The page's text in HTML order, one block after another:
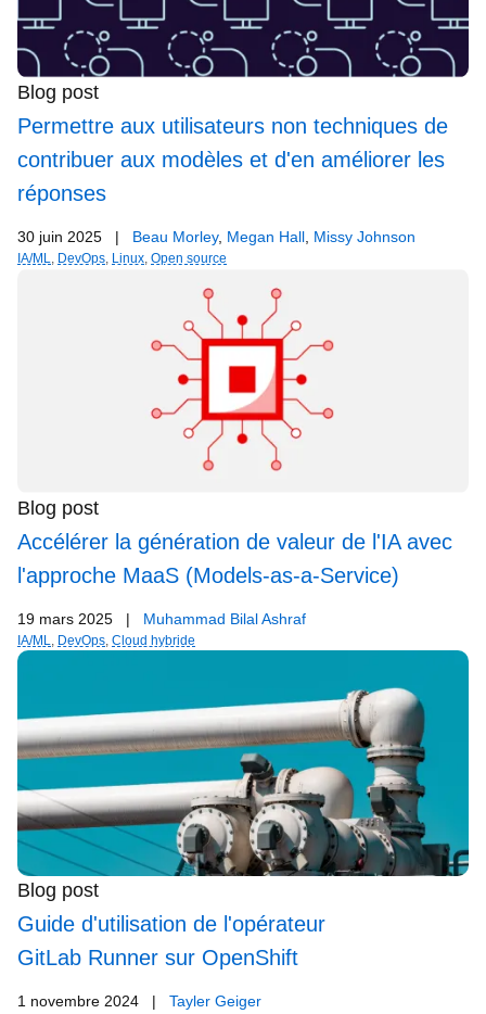
Blog post
Permettre aux utilisateurs non techniques de
contribuer aux modèles et d'en améliorer les
réponses
30 juin 2025 | Beau Morley, Megan Hall Missy Johnson
IA/ML, DevOps, Linux, Open source
Blog post
Accélérer la génération de valeur de l'IA avec
l'approche MaaS (Models-as-a-Service)
19 mars 2025 | Muhammad Bilal Ashraf
IA/ML, DevOps, Cloud hybride
Blog post
Guide d'utilisation de l'opérateur
GitLab Runner sur OpenShift
1 novembre 2024 | Tayler Geiger